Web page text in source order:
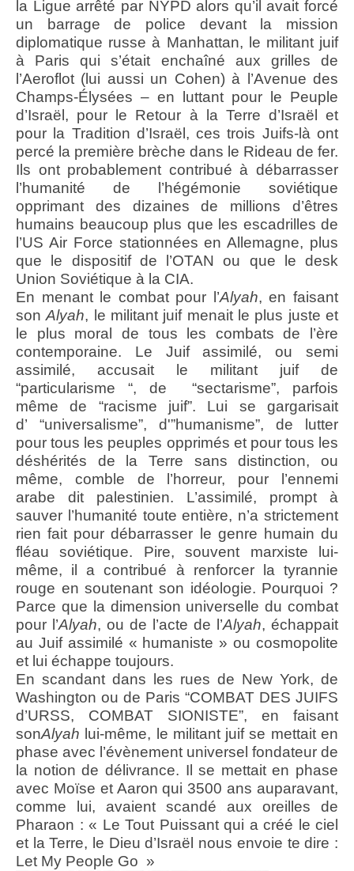
la Ligue arrêté par NYPD alors qu’il avait forcé
un barrage de police devant la mission
diplomatique russe à Manhattan, le militant juif
à Paris qui s’était enchaîné aux grilles de
l’Aeroflot (lui aussi un Cohen) à l’Avenue des
Champs-Élysées – en luttant pour le Peuple
d’Israël, pour le Retour à la Terre d’Israël et
pour la Tradition d’Israël, ces trois Juifs-là ont
percé la première brèche dans le Rideau de fer.
Ils ont probablement contribué à débarrasser
l’humanité de l’hégémonie soviétique
opprimant des dizaines de millions d’êtres
humains beaucoup plus que les escadrilles de
l’US Air Force stationnées en Allemagne, plus
que le dispositif de l’OTAN ou que le desk
Union Soviétique à la CIA.
En menant le combat pour l’Alyah, en faisant
sonAlyah, le militant juif menait le plus juste et
le plus moral de tous les combats de l’ère
contemporaine. Le Juif assimilé, ou semi
assimilé, accusait le militant juif de
“particularisme “, de “sectarisme”, parfois
même de “racisme juif”. Lui se gargarisait
d’ “universalisme”, d'”humanisme”, de lutter
pour tous les peuples opprimés et pour tous les
déshérités de la Terre sans distinction, ou
même, comble de l’horreur, pour l’ennemi
arabe dit palestinien. L’assimilé, prompt à
sauver l’humanité toute entière, n’a strictement
rien fait pour débarrasser le genre humain du
fléau soviétique. Pire, souvent marxiste lui-
même, il a contribué à renforcer la tyrannie
rouge en soutenant son idéologie. Pourquoi ?
Parce que la dimension universelle du combat
pour l’Alyah, ou de l’acte de l’Alyah, échappait
au Juif assimilé « humaniste » ou cosmopolite
et lui échappe toujours.
En scandant dans les rues de New York, de
Washington ou de Paris “COMBAT DES JUIFS
d’URSS, COMBAT SIONISTE”, en faisant
sonAlyah lui-même, le militant juif se mettait en
phase avec l’évènement universel fondateur de
la notion de délivrance. Il se mettait en phase
avec Moïse et Aaron qui 3500 ans auparavant,
comme lui, avaient scandé aux oreilles de
Pharaon : « Le Tout Puissant qui a créé le ciel
et la Terre, le Dieu d’Israël nous envoie te dire :
Let My People Go »